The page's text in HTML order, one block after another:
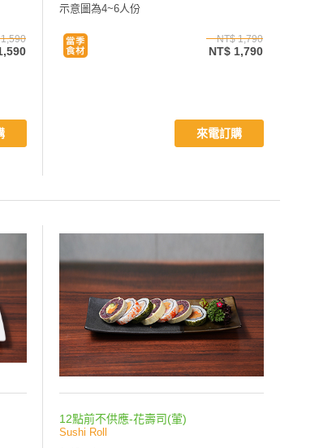
示意圖為4~6人份
NT$ 1,790
NT$ 1,790
來電訂購
12點前不供應-花壽司(葷)
Sushi Roll